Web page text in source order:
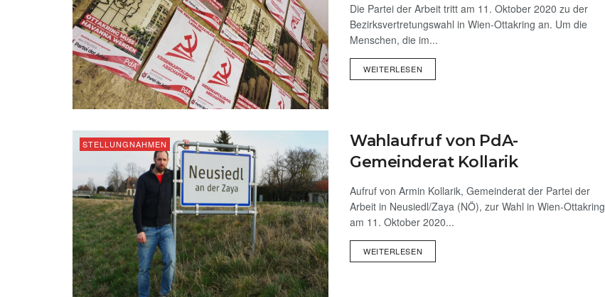
Die Partei der Arbeit tritt am 11. Oktober 2020 zu der
Bezirksvertretungswahl in Wien-Ottakring an. Um die
Menschen, die im...
WEITERLESEN
STELLUNGNAHMEN
Wahlaufruf von PdA-
Gemeinderat Kollarik
Aufruf von Armin Kollarik, Gemeinderat der Partei der
Arbeit in Neusiedl/Zaya (NÖ), zur Wahl in Wien-Ottakring
am 11. Oktober 2020...
WEITERLESEN